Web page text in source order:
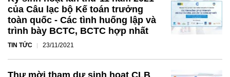
của Câu lạc bộ Kế toán trưởng
toàn quốc - Các tình huống lập và
trình bày BCTC, BCTC hợp nhất
TIN TỨC 23/11/2021
Thư mời tham dự sinh hoạt CLB